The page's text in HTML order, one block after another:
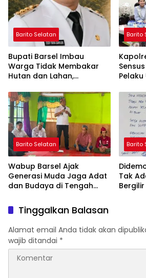
Barito Selatan
Bupati Barsel Imbau
Warga Tidak Membakar
Hutan dan Lahan,
Bebas Kabut Asap
Barito
Barito Selatan
Wabup Barsel Ajak
Generasi Muda Jaga Adat
dan Budaya di Tengah
Barito
Tak
Tinggalkan Balasan
Alamat email Anda tidak akan
wajib ditandai *